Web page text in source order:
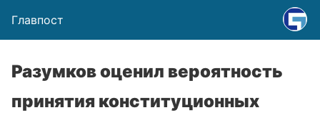
Главпост
Разумков оценил вероятность
принятия конституционных